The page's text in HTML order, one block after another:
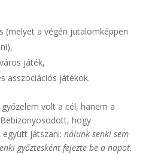
(melyet a végén jutalomképpen
játék,
asszociációs játékok.
volt a cél, hanem a
hogy
játszani: nálunk senki sem
győztesként fejezte be a napot.